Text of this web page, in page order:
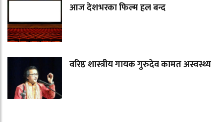
आज देशभरका फिल्म हल बन्द
वरिष्ठ शास्त्रीय गायक गुरुदेव कामत अस्वस्थ्य